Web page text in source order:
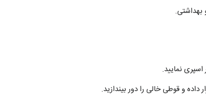
بهداشتی.
اسپری نمایید.
و قوطی خالی را دور بیندازید.